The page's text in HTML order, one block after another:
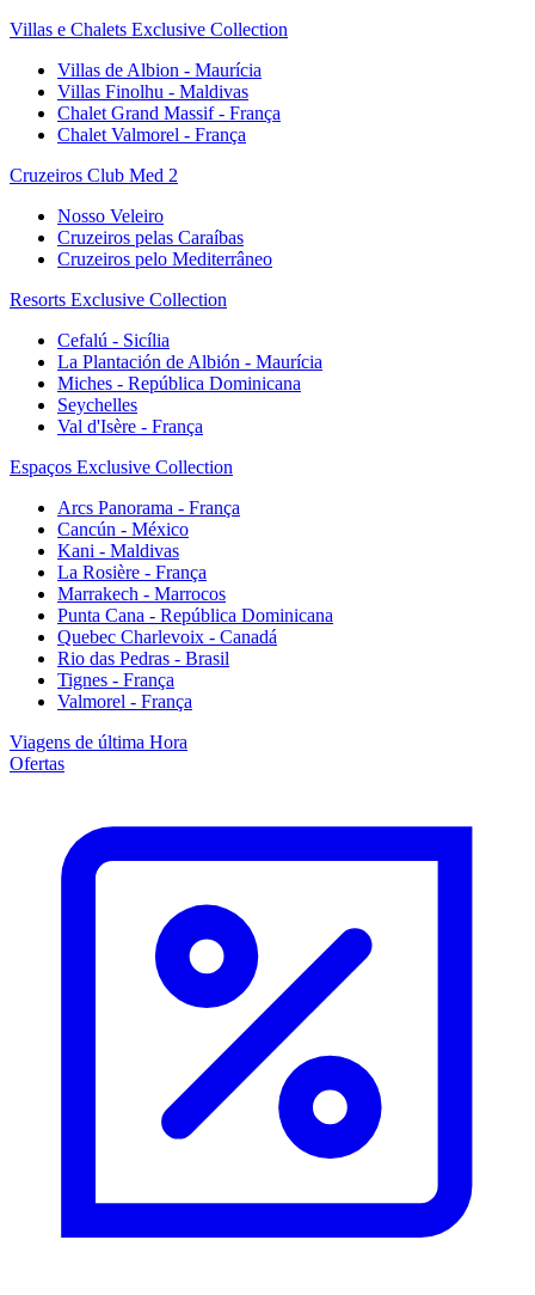
Villas e Chalets Exclusive Collection
Villas de Albion - Maurícia
Villas Finolhu - Maldivas
Chalet Grand Massif - França
Chalet Valmorel - França
Cruzeiros Club Med 2
Nosso Veleiro
Cruzeiros pelas Caraíbas
Cruzeiros pelo Mediterrâneo
Resorts Exclusive Collection
Cefalú - Sicília
La Plantación de Albión - Maurícia
Miches - República Dominicana
Seychelles
Val d'Isère - França
Espaços Exclusive Collection
Arcs Panorama - França
Cancún - México
Kani - Maldivas
La Rosière - França
Marrakech - Marrocos
Punta Cana - República Dominicana
Quebec Charlevoix - Canadá
Rio das Pedras - Brasil
Tignes - França
Valmorel - França
Viagens de última Hora
Ofertas